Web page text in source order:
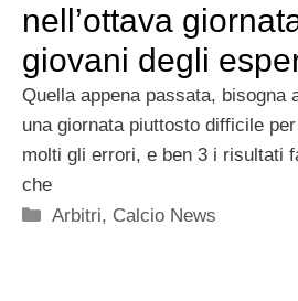
nell’ottava
giovani degli
Quella appena passata, bisogna
una giornata piuttosto difficile
molti gli errori, e ben 3 i risultati
che
Categorie
Arbitri, Calcio News